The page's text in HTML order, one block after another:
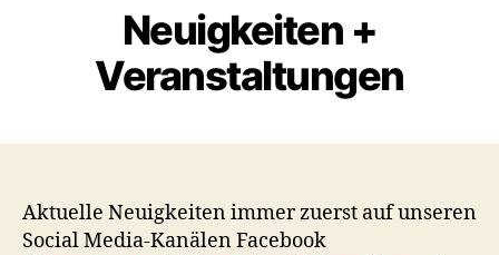
Neuigkeiten +
Veranstaltungen
Aktuelle Neuigkeiten immer zuerst auf unseren
Social Media-Kanälen Facebook